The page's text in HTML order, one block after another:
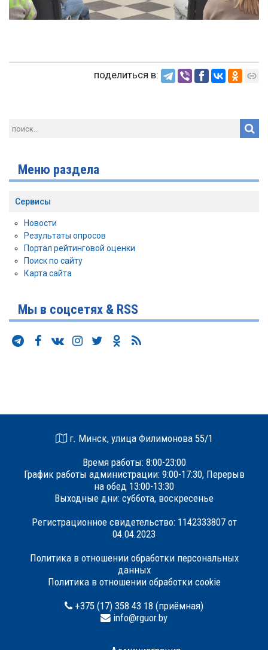
поделиться в:
Меню раздела
Сервисы
Новости
Результаты опросов
Портал рейтинговой оценки
Поиск по сайту
Карта сайта
Мы в соцсетях & RSS
г. Минск, улица Филимонова 55/1
Время работы: 8:00-23:00
График работы администрации: 9:00-17:30, Перерыв
на обед 13:00-13:30
Выходные дни: суббота, воскресенье
Регистрационное свидетельство: 1142333807 от
04.04.2023
Политика в отношении обработки персональных
данных
Политика в отношении обработки cookie
+375 (17) 358 43 18 (приёмная)
info@rguor.by